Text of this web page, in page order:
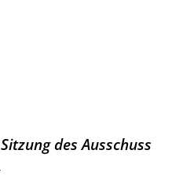
des Ausschuss